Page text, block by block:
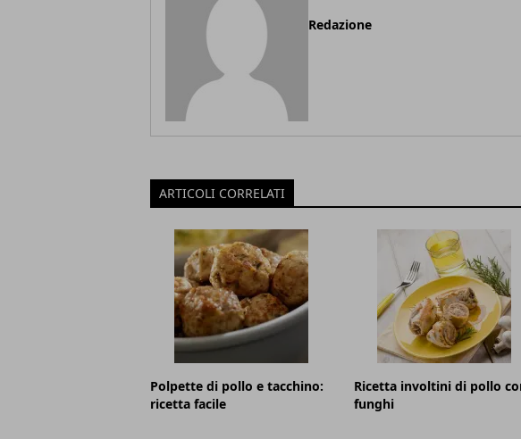
Redazione
ARTICOLI CORRELATI
Polpette di pollo e tacchino:
ricetta facile
Ricetta involtini di pollo
funghi